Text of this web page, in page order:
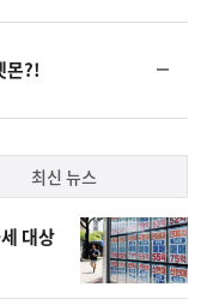
일
몬?!
일
최신 뉴스
대상